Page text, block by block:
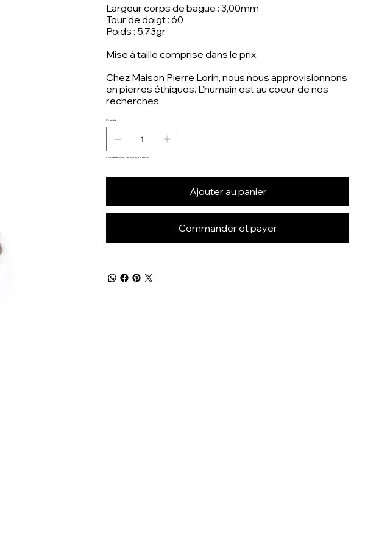
Largeur corps de bague : 3,00mm
Tour de doigt : 60
Poids : 5,73gr
Mise à taille comprise dans le prix.
Chez Maison Pierre Lorin, nous nous approvisionnons
en pierres éthiques. L’humain est au coeur de nos
recherches.
Quantité
Il ne reste que 1 article(s) en stock
Ajouter au panier
Commander et payer